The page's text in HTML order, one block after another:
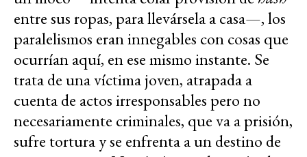
entre sus ropas, para llevársela a casa—, los
paralelismos eran innegables con cosas que
ocurrían aquí, en ese mismo instante. Se
trata de una víctima joven, atrapada a
cuenta de actos irresponsables pero no
necesariamente criminales, que va a prisión,
sufre tortura y se enfrenta a un destino de